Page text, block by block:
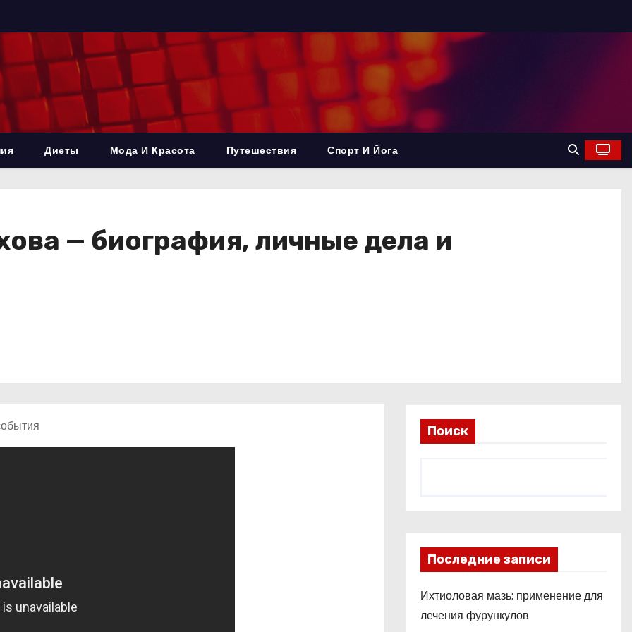
Диеты Мода И Красота Путешествия Спорт И Йога
— биография, личные дела и
Поиск
Последние записи
Ихтиоловая мазь: применение для
лечения фурункулов